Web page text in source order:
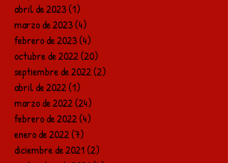
abril de 2023(1)
marzo de 2023(4)
febrero de 2023(4)
octubre de 2022(20)
septiembre de 2022(2)
abril de 2022(1)
marzo de 2022(24)
febrero de 2022(4)
enero de 2022(7)
diciembre de 2021(2)